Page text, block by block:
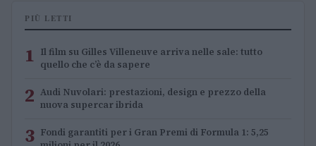
PIÙ LETTI
1 Il film su Gilles Villeneuve arriva nelle sale: tutto
quello che c’è da sapere
2 Audi Nuvolari: prestazioni, design e prezzo della
nuova supercar ibrida
3 Fondi garantiti per i Gran Premi di Formula 1: 5,25